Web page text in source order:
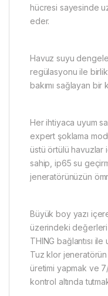
hücresi sayesinde
eder.
Havuz suyu
regülasyonu ile
bakımı sağlayan bir
Her ihtiyaca uyum
expert şoklama
üstü örtülü havuzlar
sahip, ip65 su
jeneratörünüzün
Büyük boy yazı
üzerindeki değerleri
THING bağlantısı
Tuz klor
üretimi yapmak ve
kontrol altında